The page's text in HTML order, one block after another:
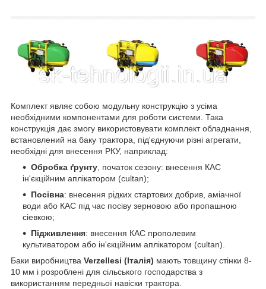
Комплект являє собою модульну конструкцію з усіма
необхідними компонентами для роботи системи. Така
конструкція дає змогу використовувати комплект обладнання,
встановлений на баку трактора, під'єднуючи різні агрегати,
необхідні для внесення РКУ, наприклад:
Обробка ґрунту , початок сезону: внесення КАС
ін'єкційним аплікатором (cultan);
Посівна: внесення рідких стартових добрив, аміачної
води або КАС під час посіву зерновою або пропашною
сіевкою;
Підживлення: внесення КАС прополевим
культиватором або ін'єкційним аплікатором (cultan).
Баки виробництва Verzellesi (Італія) мають товщину стінки 8-
10 мм і розроблені для сільського господарства з
використанням передньої навіски трактора.